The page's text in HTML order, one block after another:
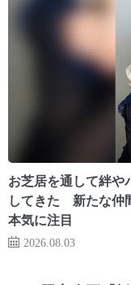
お芝居を通して絆や
してきた 新たな仲
本気に注目
2026.08.03